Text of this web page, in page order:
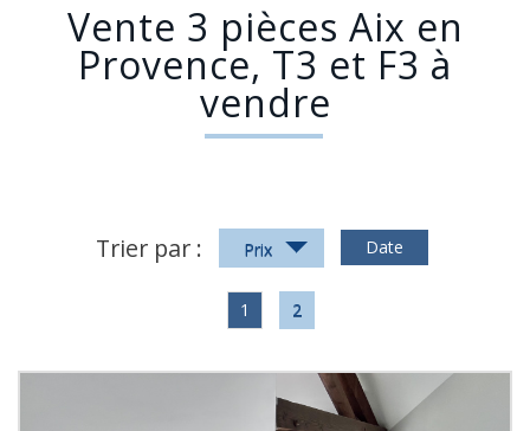
Vente 3 pièces Aix en
Provence, T3 et F3 à
vendre
Trier par : Prix Date
1 2